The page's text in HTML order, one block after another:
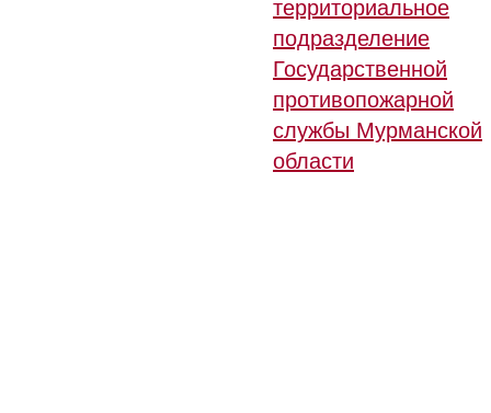
территориальное
подразделение
Государственной
противопожарной
службы Мурманской
области